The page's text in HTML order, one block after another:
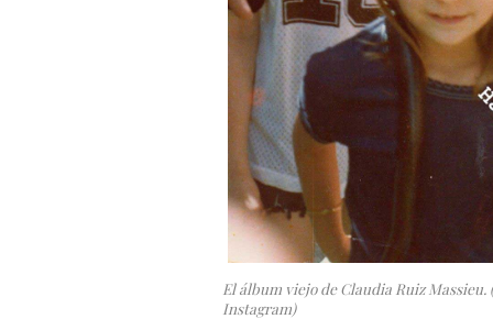
El álbum viejo de Claudia Ruiz Massieu.
Instagram)